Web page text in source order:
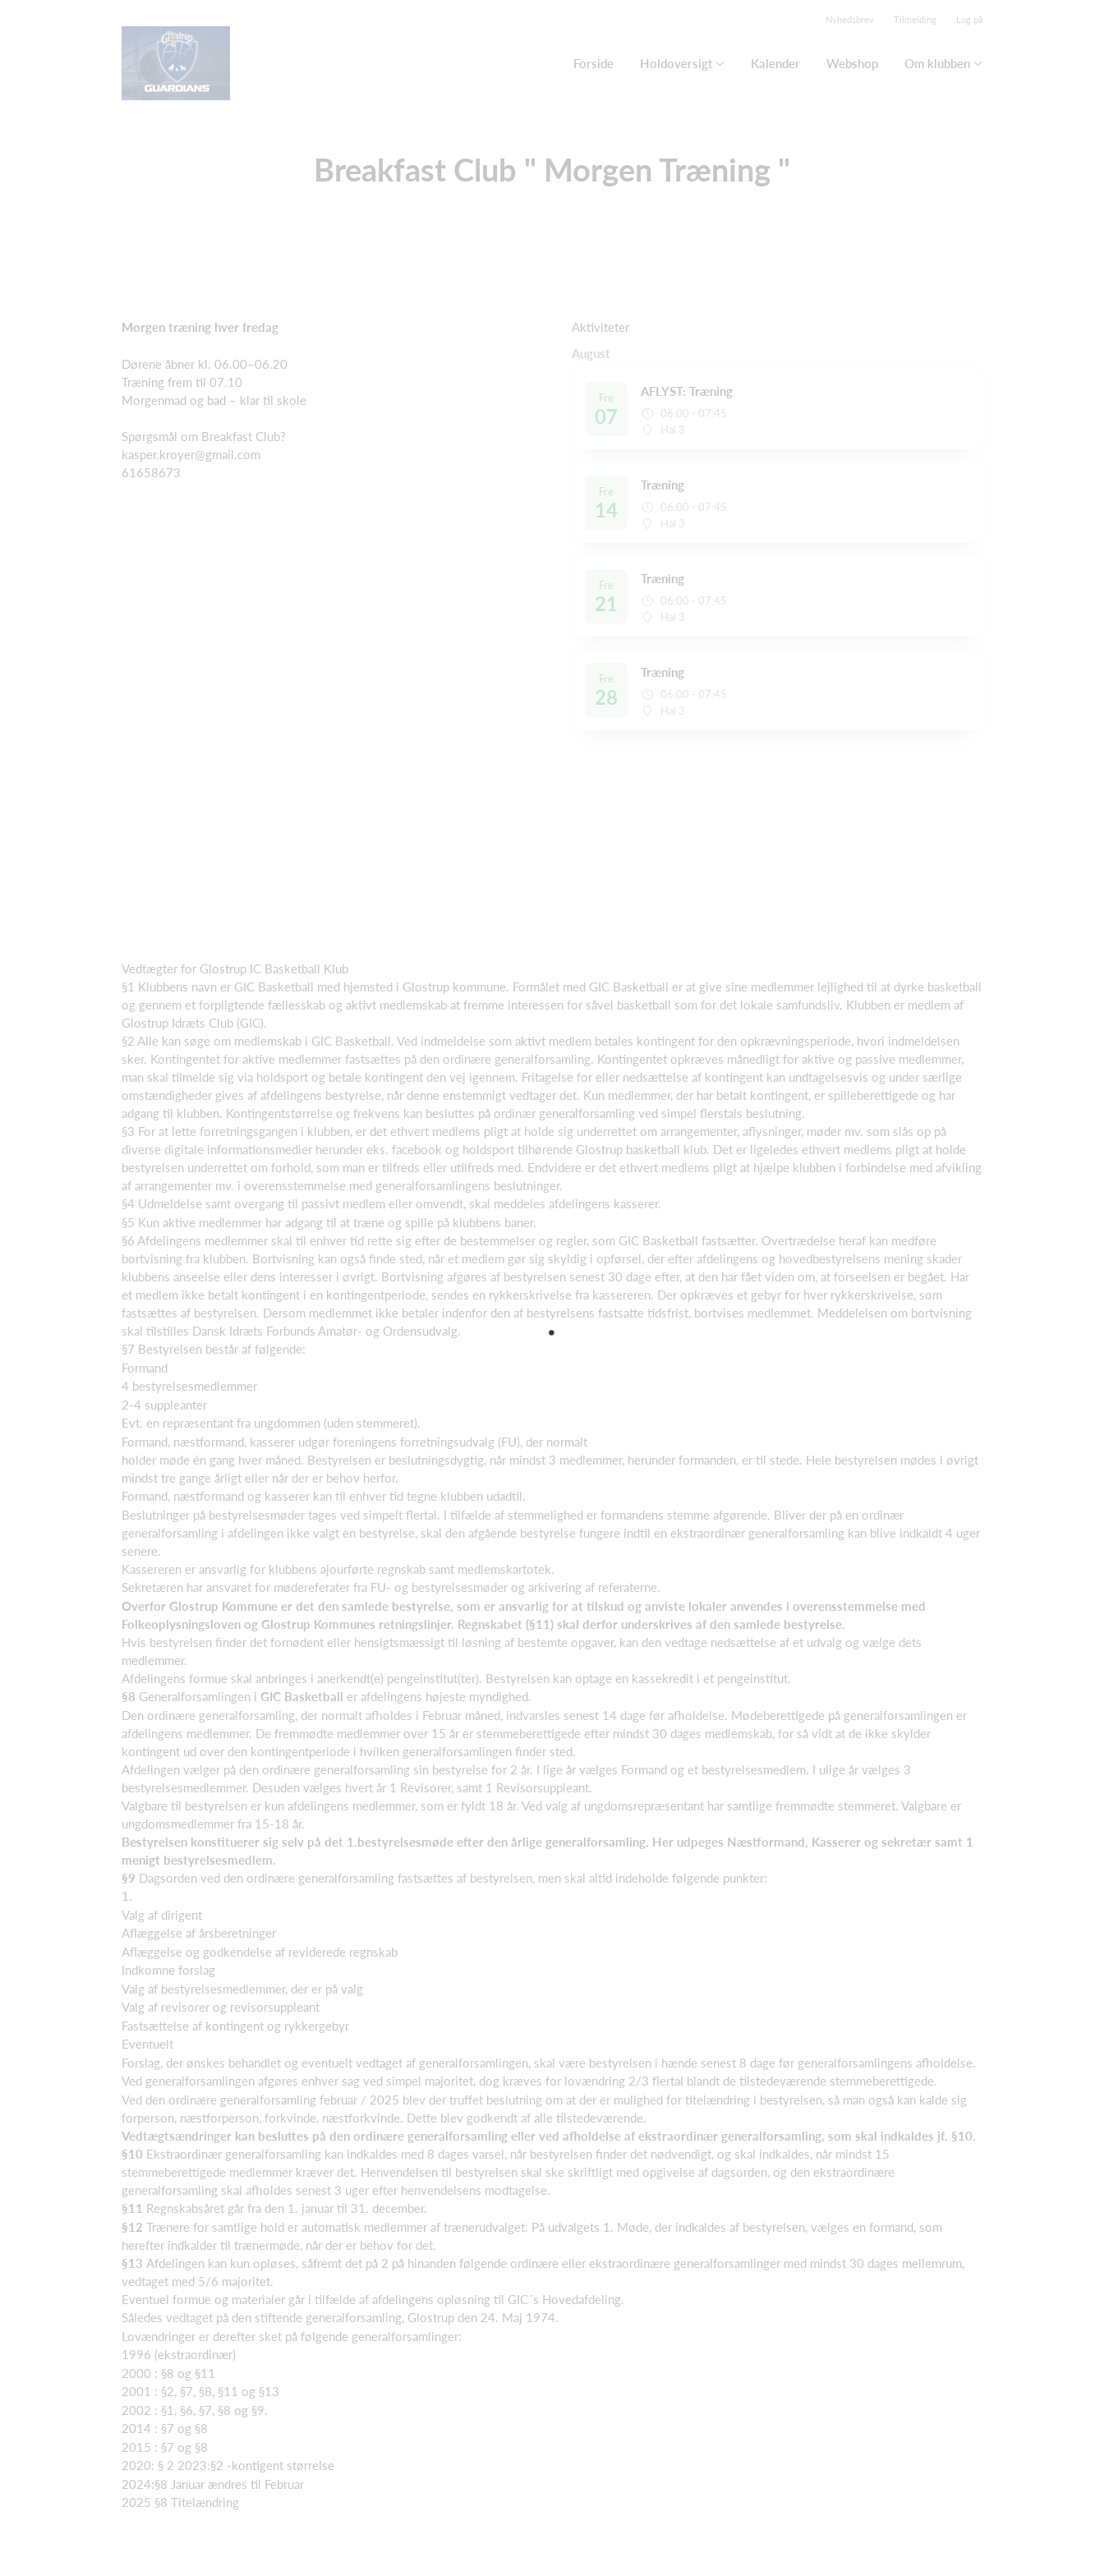
Nyhedsbrev Tilmelding Log på
Forside Holdoversigt Kalender Webshop Om klubben
Breakfast Club " Morgen Træning "
Morgen træning hver fredag
Dørene åbner kl. 06.00–06.20
Træning frem til 07.10
Morgenmad og bad – klar til skole
Spørgsmål om Breakfast Club?
kasper.kroyer@gmail.com
61658673
Aktiviteter
August
Fre
07
AFLYST: Træning
06:00 - 07:45
Hal 3
Fre
14
Træning
06:00 - 07:45
Hal 3
Fre
21
Træning
06:00 - 07:45
Hal 3
Fre
28
Træning
06:00 - 07:45
Hal 3
Vedtægter for Glostrup IC Basketball Klub
§1 Klubbens navn er GIC Basketball med hjemsted i Glostrup kommune. Formålet med GIC Basketball er at give sine medlemmer lejlighed til at dyrke basketball
og gennem et forpligtende fællesskab og aktivt medlemskab at fremme interessen for såvel basketball som for det lokale samfundsliv. Klubben er medlem af
Glostrup Idræts Club (GIC).
§2 Alle kan søge om medlemskab i GIC Basketball. Ved indmeldelse som aktivt medlem betales kontingent for den opkrævningsperiode, hvori indmeldelsen
sker. Kontingentet for aktive medlemmer fastsættes på den ordinære generalforsamling. Kontingentet opkræves månedligt for aktive og passive medlemmer,
man skal tilmelde sig via holdsport og betale kontingent den vej igennem. Fritagelse for eller nedsættelse af kontingent kan undtagelsesvis og under særlige
omstændigheder gives af afdelingens bestyrelse, når denne enstemmigt vedtager det. Kun medlemmer, der har betalt kontingent, er spilleberettigede og har
adgang til klubben. Kontingentstørrelse og frekvens kan besluttes på ordinær generalforsamling ved simpel flerstals beslutning.
§3 For at lette forretningsgangen i klubben, er det ethvert medlems pligt at holde sig underrettet om arrangementer, aflysninger, møder mv. som slås op på
diverse digitale informationsmedier herunder eks. facebook og holdsport tilhørende Glostrup basketball klub. Det er ligeledes ethvert medlems pligt at holde
bestyrelsen underrettet om forhold, som man er tilfreds eller utilfreds med. Endvidere er det ethvert medlems pligt at hjælpe klubben i forbindelse med afvikling
af arrangementer mv. i overensstemmelse med generalforsamlingens beslutninger.
§4 Udmeldelse samt overgang til passivt medlem eller omvendt, skal meddeles afdelingens kasserer.
§5 Kun aktive medlemmer har adgang til at træne og spille på klubbens baner.
§6 Afdelingens medlemmer skal til enhver tid rette sig efter de bestemmelser og regler, som GIC Basketball fastsætter. Overtrædelse heraf kan medføre
bortvisning fra klubben. Bortvisning kan også finde sted, når et medlem gør sig skyldig i opførsel, der efter afdelingens og hovedbestyrelsens mening skader
klubbens anseelse eller dens interesser i øvrigt. Bortvisning afgøres af bestyrelsen senest 30 dage efter, at den har fået viden om, at forseelsen er begået. Har
et medlem ikke betalt kontingent i en kontingentperiode, sendes en rykkerskrivelse fra kassereren. Der opkræves et gebyr for hver rykkerskrivelse, som
fastsættes af bestyrelsen. Dersom medlemmet ikke betaler indenfor den af bestyrelsens fastsatte tidsfrist, bortvises medlemmet. Meddelelsen om bortvisning
skal tilstilles Dansk Idræts Forbunds Amatør- og Ordensudvalg.
§7 Bestyrelsen består af følgende:
Formand
4 bestyrelsesmedlemmer
2-4 suppleanter
Evt. en repræsentant fra ungdommen (uden stemmeret).
Formand, næstformand, kasserer udgør foreningens forretningsudvalg (FU), der normalt
holder møde én gang hver måned. Bestyrelsen er beslutningsdygtig, når mindst 3 medlemmer, herunder formanden, er til stede. Hele bestyrelsen mødes i øvrigt
mindst tre gange årligt eller når der er behov herfor.
Formand, næstformand og kasserer kan til enhver tid tegne klubben udadtil.
Beslutninger på bestyrelsesmøder tages ved simpelt flertal. I tilfælde af stemmelighed er formandens stemme afgørende. Bliver der på en ordinær
generalforsamling i afdelingen ikke valgt en bestyrelse, skal den afgående bestyrelse fungere indtil en ekstraordinær generalforsamling kan blive indkaldt 4 uger
senere.
Kassereren er ansvarlig for klubbens ajourførte regnskab samt medlemskartotek.
Sekretæren har ansvaret for mødereferater fra FU- og bestyrelsesmøder og arkivering af referaterne.
Overfor Glostrup Kommune er det den samlede bestyrelse, som er ansvarlig for at tilskud og anviste lokaler anvendes i overensstemmelse med
Folkeoplysningsloven og Glostrup Kommunes retningslinjer. Regnskabet (§11) skal derfor underskrives af den samlede bestyrelse.
Hvis bestyrelsen finder det fornødent eller hensigtsmæssigt til løsning af bestemte opgaver, kan den vedtage nedsættelse af et udvalg og vælge dets
medlemmer.
Afdelingens formue skal anbringes i anerkendt(e) pengeinstitut(ter). Bestyrelsen kan optage en kassekredit i et pengeinstitut.
§8 Generalforsamlingen i GIC Basketball er afdelingens højeste myndighed.
Den ordinære generalforsamling, der normalt afholdes i Februar måned, indvarsles senest 14 dage før afholdelse. Mødeberettigede på generalforsamlingen er
afdelingens medlemmer. De fremmødte medlemmer over 15 år er stemmeberettigede efter mindst 30 dages medlemskab, for så vidt at de ikke skylder
kontingent ud over den kontingentperiode i hvilken generalforsamlingen finder sted.
Afdelingen vælger på den ordinære generalforsamling sin bestyrelse for 2 år. I lige år vælges Formand og et bestyrelsesmedlem. I ulige år vælges 3
bestyrelsesmedlemmer. Desuden vælges hvert år 1 Revisorer, samt 1 Revisorsuppleant.
Valgbare til bestyrelsen er kun afdelingens medlemmer, som er fyldt 18 år. Ved valg af ungdomsrepræsentant har samtlige fremmødte stemmeret. Valgbare er
ungdomsmedlemmer fra 15-18 år.
Bestyrelsen konstituerer sig selv på det 1.bestyrelsesmøde efter den årlige generalforsamling. Her udpeges Næstformand, Kasserer og sekretær samt 1
menigt bestyrelsesmedlem.
§9 Dagsorden ved den ordinære generalforsamling fastsættes af bestyrelsen, men skal altid indeholde følgende punkter:
1.
Valg af dirigent
Aflæggelse af årsberetninger
Aflæggelse og godkendelse af reviderede regnskab
Indkomne forslag
Valg af bestyrelsesmedlemmer, der er på valg
Valg af revisorer og revisorsuppleant
Fastsættelse af kontingent og rykkergebyr
Eventuelt
Forslag, der ønskes behandlet og eventuelt vedtaget af generalforsamlingen, skal være bestyrelsen i hænde senest 8 dage før generalforsamlingens afholdelse.
Ved generalforsamlingen afgøres enhver sag ved simpel majoritet, dog kræves for lovændring 2/3 flertal blandt de tilstedeværende stemmeberettigede.
Ved den ordinære generalforsamling februar / 2025 blev der truffet beslutning om at der er mulighed for titelændring i bestyrelsen, så man også kan kalde sig
forperson, næstforperson, forkvinde, næstforkvinde. Dette blev godkendt af alle tilstedeværende.
Vedtægtsændringer kan besluttes på den ordinære generalforsamling eller ved afholdelse af ekstraordinær generalforsamling, som skal indkaldes jf. §10.
§10 Ekstraordinær generalforsamling kan indkaldes med 8 dages varsel, når bestyrelsen finder det nødvendigt, og skal indkaldes, når mindst 15
stemmeberettigede medlemmer kræver det. Henvendelsen til bestyrelsen skal ske skriftligt med opgivelse af dagsorden, og den ekstraordinære
generalforsamling skal afholdes senest 3 uger efter henvendelsens modtagelse.
§11 Regnskabsåret går fra den 1. januar til 31. december.
§12 Trænere for samtlige hold er automatisk medlemmer af trænerudvalget. På udvalgets 1. Møde, der indkaldes af bestyrelsen, vælges en formand, som
herefter indkalder til trænermøde, når der er behov for det.
§13 Afdelingen kan kun opløses, såfremt det på 2 på hinanden følgende ordinære eller ekstraordinære generalforsamlinger med mindst 30 dages mellemrum,
vedtaget med 5/6 majoritet.
Eventuel formue og materialer går i tilfælde af afdelingens opløsning til GIC´s Hovedafdeling.
Således vedtaget på den stiftende generalforsamling, Glostrup den 24. Maj 1974.
Lovændringer er derefter sket på følgende generalforsamlinger:
1996 (ekstraordinær)
2000 : §8 og §11
2001 : §2, §7, §8, §11 og §13
2002 : §1, §6, §7, §8 og §9.
2014 : §7 og §8
2015 : §7 og §8
2020: § 2 2023:§2 -kontigent størrelse
2024:§8 Januar ændres til Februar
2025 §8 Titelændring